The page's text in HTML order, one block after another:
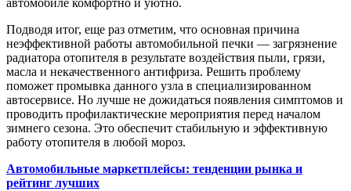
автомобиле комфортно и уютно.
Подводя итог, еще раз отметим, что основная причина
неэффективной работы автомобильной печки — загрязнение
радиатора отопителя в результате воздействия пыли, грязи,
масла и некачественного антифриза. Решить проблему
поможет промывка данного узла в специализированном
автосервисе. Но лучше не дожидаться появления симптомов и
проводить профилактические мероприятия перед началом
зимнего сезона. Это обеспечит стабильную и эффективную
работу отопителя в любой мороз.
Автомобильные маркетплейсы: тенденции рынка и
рейтинг лучших